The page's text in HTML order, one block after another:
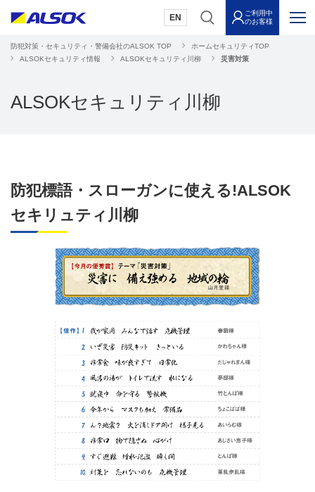
EN
ご利用中
のお客様
防犯対策・セキュリティ・警備会社のALSOK TOP
ホームセキュリティTOP
ALSOKセキュリティ情報
ALSOKセキュリティ川柳 災害対策
ALSOKセキュリティ川柳
防犯標語・スローガンに使える!ALSOK
セキリュティ川柳